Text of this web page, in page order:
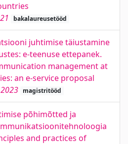
bakalaureusetööd
juhtimise täiustamine
e-teenuse ettepanek.
management at
an e-service proposal
magistritööd
põhimõtted ja
and practices of